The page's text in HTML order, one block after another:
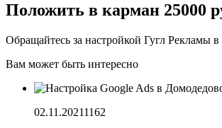
Положить в карман 25000
Обращайтесь за настройкой Гугл Рекламы в
Вам может быть интересно
02.11.20211162